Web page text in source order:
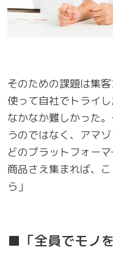
そのための課題は集
使って自社でトライ
なかなか難しかった
うのではなく、アマ
どのプラットフォー
商品さえ集まれば、
ら」
■「全員でモノ